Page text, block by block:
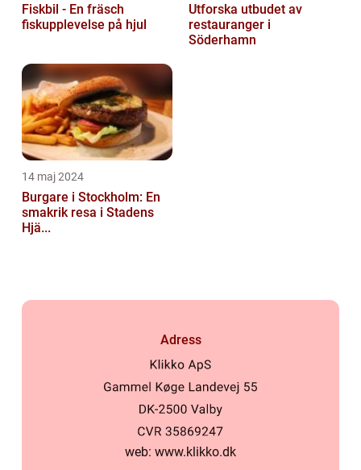
Fiskbil - En fräsch
fiskupplevelse på hjul
Utforska utbudet av
restauranger i
Söderhamn
14 maj 2024
Burgare i Stockholm: En
smakrik resa i Stadens
Hjä...
Adress
web: www.klikko.dk